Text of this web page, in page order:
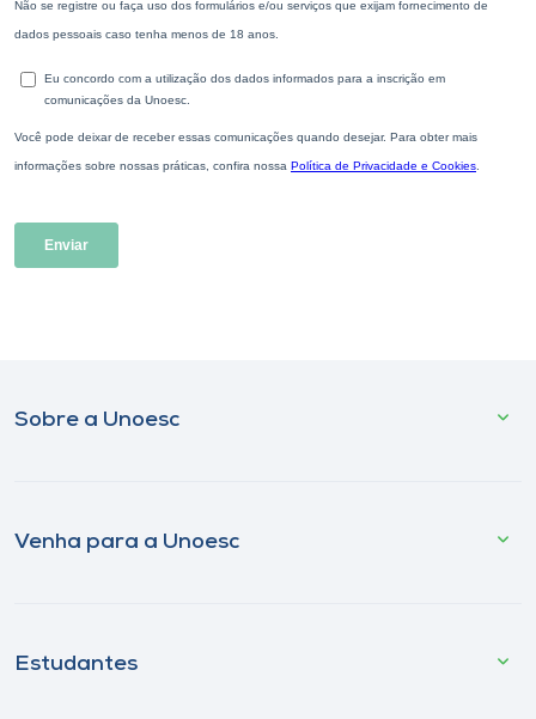
Sobre a Unoesc
Venha para a Unoesc
Estudantes